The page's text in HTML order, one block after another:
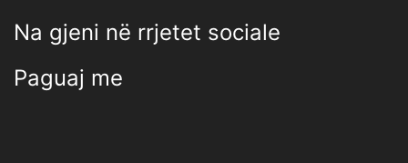
Na gjeni në rrjetet sociale
Paguaj me